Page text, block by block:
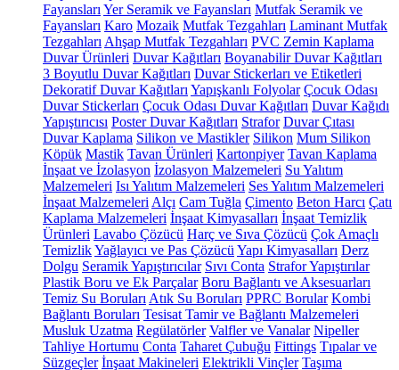
Fayansları Yer Seramik ve Fayansları Mutfak Seramik ve
Fayansları Karo Mozaik Mutfak Tezgahları Laminant Mutfak
Tezgahları Ahşap Mutfak Tezgahları PVC Zemin Kaplama
Duvar Ürünleri Duvar Kağıtları Boyanabilir Duvar Kağıtları
3 Boyutlu Duvar Kağıtları Duvar Stickerları ve Etiketleri
Dekoratif Duvar Kağıtları Yapışkanlı Folyolar Çocuk Odası
Duvar Stickerları Çocuk Odası Duvar Kağıtları Duvar Kağıdı
Yapıştırıcısı Poster Duvar Kağıtları Strafor Duvar Çıtası
Duvar Kaplama Silikon ve Mastikler Silikon Mum Silikon
Köpük Mastik Tavan Ürünleri Kartonpiyer Tavan Kaplama
İnşaat ve İzolasyon İzolasyon Malzemeleri Su Yalıtım
Malzemeleri Isı Yalıtım Malzemeleri Ses Yalıtım Malzemeleri
İnşaat Malzemeleri Alçı Cam Tuğla Çimento Beton Harcı Çatı
Kaplama Malzemeleri İnşaat Kimyasalları İnşaat Temizlik
Ürünleri Lavabo Çözücü Harç ve Sıva Çözücü Çok Amaçlı
TemizlikYağlayıcı ve Pas Çözücü Yapı Kimyasalları Derz
Dolgu Seramik Yapıştırıcılar Sıvı Conta Strafor Yapıştırılar
Plastik Boru ve Ek Parçalar Boru Bağlantı ve Aksesuarları
Temiz Su Boruları Atık Su Boruları PPRC Borular Kombi
Bağlantı Boruları Tesisat Tamir ve Bağlantı Malzemeleri
Musluk Uzatma Regülatörler Valfler ve Vanalar Nipeller
Tahliye Hortumu Conta Taharet Çubuğu Fittings Tıpalar ve
Süzgeçler İnşaat Makineleri Elektrikli Vinçler Taşıma